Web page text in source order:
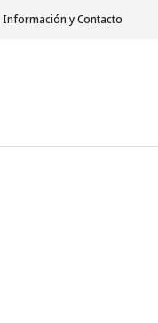
Información y Contacto